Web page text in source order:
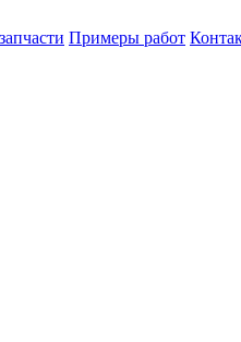
Примеры работ